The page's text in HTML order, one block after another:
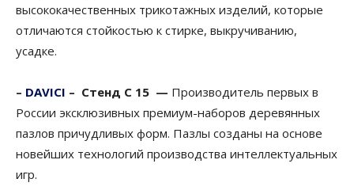
высококачественных трикотажных изделий, которые
отличаются стойкостью к стирке, выкручиванию,
усадке.
– DAVICI – Стенд С 15 — Производитель первых в
России эксклюзивных премиум-наборов деревянных
пазлов причудливых форм. Пазлы созданы на основе
новейших технологий производства интеллектуальных
игр.